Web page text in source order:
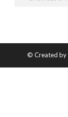
© Created by